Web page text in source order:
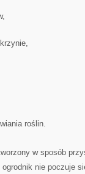
roślin.
w sposób
nie poczuje